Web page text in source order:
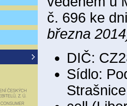
č. 696 ke
března
DIČ:
Sídlo:
Strašnice